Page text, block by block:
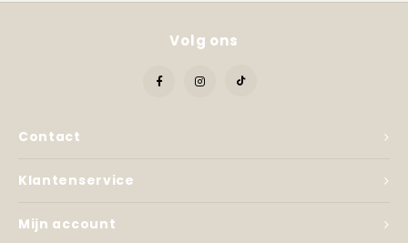
Contact
Volg ons
Klantenservice
Mijn account